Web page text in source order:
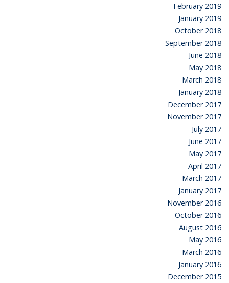
February 2019
January 2019
October 2018
September 2018
June 2018
May 2018
March 2018
January 2018
December 2017
November 2017
July 2017
June 2017
May 2017
April 2017
March 2017
January 2017
November 2016
October 2016
August 2016
May 2016
March 2016
January 2016
December 2015